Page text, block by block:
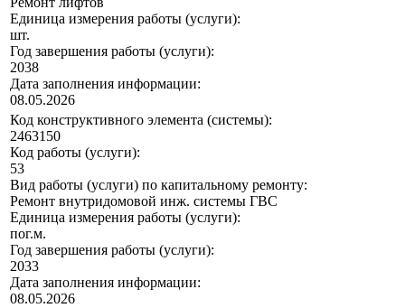
Единица измерения работы (услуги):
шт.
Год завершения работы (услуги):
2038
Дата заполнения информации:
08.05.2026
Код конструктивного элемента (системы):
2463150
Код работы (услуги):
53
Вид работы (услуги) по капитальному ремонту:
Ремонт внутридомовой инж. системы ГВС
Единица измерения работы (услуги):
пог.м.
Год завершения работы (услуги):
2033
Дата заполнения информации:
08.05.2026